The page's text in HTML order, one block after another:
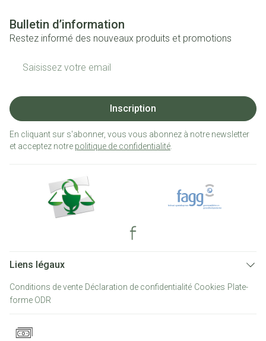
Bulletin d’information
Restez informé des nouveaux produits et promotions
Inscription
En cliquant sur s'abonner, vous vous abonnez à notre newsletter
et acceptez notre politique de confidentialité
Liens légaux
Conditions de vente Déclaration de confidentialité Cookies Plate-
forme ODR